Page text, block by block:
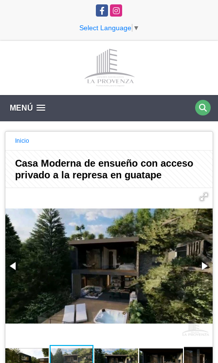
FacebookInstagram
Select Language ▼
MENÚ
Inicio
Casa Moderna de ensueño con acceso
privado a la represa en guatape